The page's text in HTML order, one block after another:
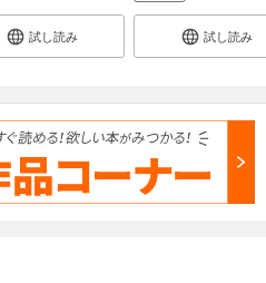
試し読み 試し読み